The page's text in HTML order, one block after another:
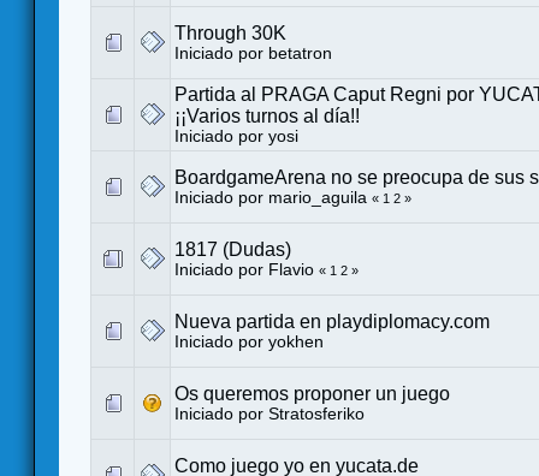
Through 30K
Iniciado por betatron
Partida al PRAGA Caput Regni por
¡¡Varios turnos al día!!
Iniciado por yosi
BoardgameArena no se preocupa de sus
Iniciado por mario_aguila « 1 2 »
1817 (Dudas)
Iniciado por Flavio « 1 2 »
Nueva partida en playdiplomacy.com
Iniciado por yokhen
Os queremos proponer un juego
Iniciado por Stratosferiko
Como juego yo en yucata.de